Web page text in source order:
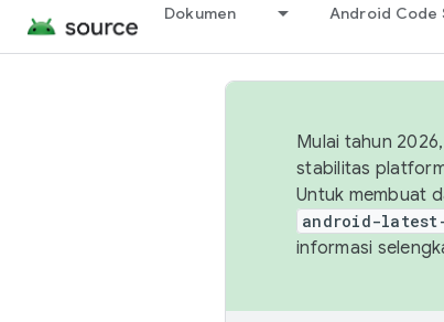
Dokumen Android Code
Mulai tahun
stabilitas
Untuk membuat
android-
informasi